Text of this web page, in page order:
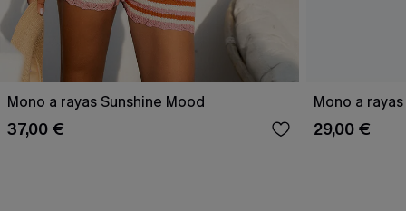
Mono a rayas Sunshine Mood
37,00 €
Mono a
29,00 €